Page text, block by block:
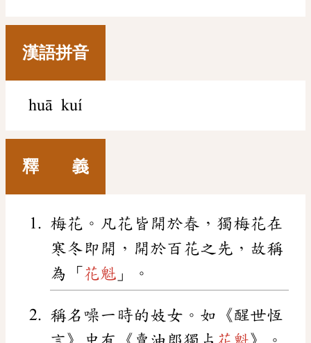
漢語拼音
huā kuí
釋 義
梅花。凡花皆開於春，獨梅花在
寒冬即開，開於百花之先，故稱
為「 花魁 」。
稱名噪一時的妓女。如《醒世恆